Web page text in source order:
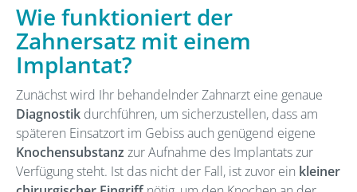
Wie funktioniert der
Zahnersatz mit einem
Implantat?
Zunächst wird Ihr behandelnder Zahnarzt eine genaue
Diagnostik durchführen, um sicherzustellen, dass am
späteren Einsatzort im Gebiss auch genügend eigene
Knochensubstanz zur Aufnahme des Implantats zur
Verfügung steht. Ist das nicht der Fall, ist zuvor ein kleiner